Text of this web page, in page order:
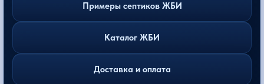
Примеры септиков ЖБИ
Каталог ЖБИ
Доставка и оплата